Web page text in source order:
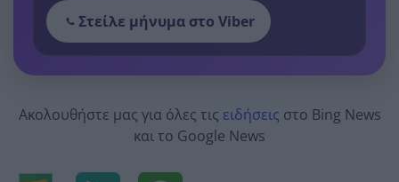
Στείλε μήνυμα στο Viber
Ακολουθήστε μας για όλες τις ειδήσεις στο Bing News
και το Google News